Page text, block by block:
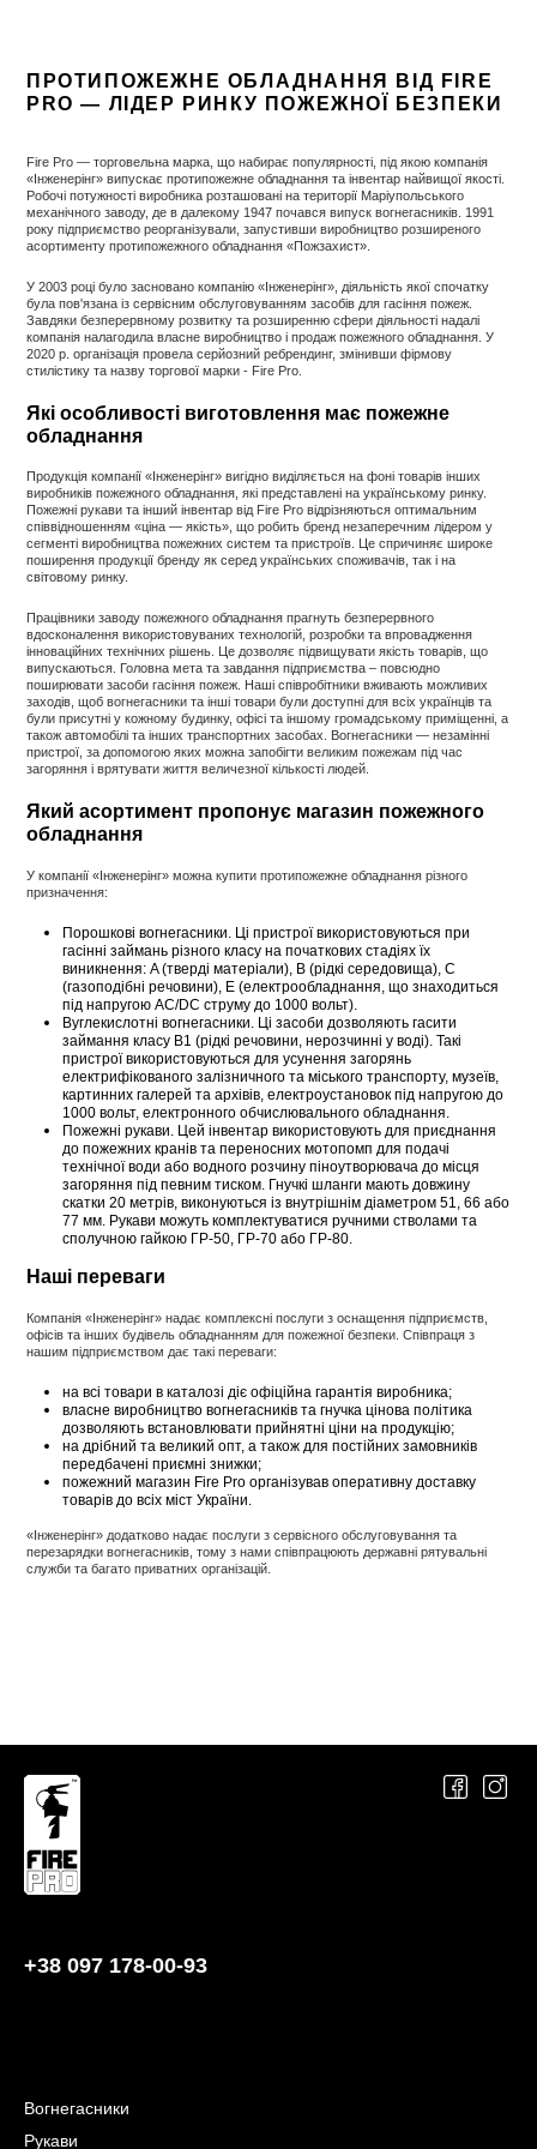
ПРОТИПОЖЕЖНЕ ОБЛАДНАННЯ ВІД FIRE
PRO — ЛІДЕР РИНКУ ПОЖЕЖНОЇ БЕЗПЕКИ
Fire Pro — торговельна марка, що набирає популярності, під якою компанія
«Інженерінг» випускає протипожежне обладнання та інвентар найвищої якості.
Робочі потужності виробника розташовані на території Маріупольського
механічного заводу, де в далекому 1947 почався випуск вогнегасників. 1991
року підприємство реорганізували, запустивши виробництво розширеного
асортименту протипожежного обладнання «Пожзахист».
У 2003 році було засновано компанію «Інженерінг», діяльність якої спочатку
була пов'язана із сервісним обслуговуванням засобів для гасіння пожеж.
Завдяки безперервному розвитку та розширенню сфери діяльності надалі
компанія налагодила власне виробництво і продаж пожежного обладнання. У
2020 р. організація провела серйозний ребрендинг, змінивши фірмову
стилістику та назву торгової марки - Fire Pro.
Які особливості виготовлення має пожежне
обладнання
Продукція компанії «Інженерінг» вигідно виділяється на фоні товарів інших
виробників пожежного обладнання, які представлені на українському ринку.
Пожежні рукави та інший інвентар від Fire Pro відрізняються оптимальним
співвідношенням «ціна — якість», що робить бренд незаперечним лідером у
сегменті виробництва пожежних систем та пристроїв. Це спричиняє широке
поширення продукції бренду як серед українських споживачів, так і на
світовому ринку.
Працівники заводу пожежного обладнання прагнуть безперервного
вдосконалення використовуваних технологій, розробки та впровадження
інноваційних технічних рішень. Це дозволяє підвищувати якість товарів, що
випускаються. Головна мета та завдання підприємства – повсюдно
поширювати засоби гасіння пожеж. Наші співробітники вживають можливих
заходів, щоб вогнегасники та інші товари були доступні для всіх українців та
були присутні у кожному будинку, офісі та іншому громадському приміщенні, а
також автомобілі та інших транспортних засобах. Вогнегасники — незамінні
пристрої, за допомогою яких можна запобігти великим пожежам під час
загоряння і врятувати життя величезної кількості людей.
Який асортимент пропонує магазин пожежного
обладнання
У компанії «Інженерінг» можна купити протипожежне обладнання різного
призначення:
Порошкові вогнегасники. Ці пристрої використовуються при
гасінні займань різного класу на початкових стадіях їх
виникнення: A (тверді матеріали), В (рідкі середовища), С
(газоподібні речовини), Е (електрообладнання, що знаходиться
під напругою AC/DC струму до 1000 вольт).
Вуглекислотні вогнегасники. Ці засоби дозволяють гасити
займання класу B1 (рідкі речовини, нерозчинні у воді). Такі
пристрої використовуються для усунення загорянь
електрифікованого залізничного та міського транспорту, музеїв,
картинних галерей та архівів, електроустановок під напругою до
1000 вольт, електронного обчислювального обладнання.
Пожежні рукави. Цей інвентар використовують для приєднання
до пожежних кранів та переносних мотопомп для подачі
технічної води або водного розчину піноутворювача до місця
загоряння під певним тиском. Гнучкі шланги мають довжину
скатки 20 метрів, виконуються із внутрішнім діаметром 51, 66 або
77 мм. Рукави можуть комплектуватися ручними стволами та
сполучною гайкою ГР-50, ГР-70 або ГР-80.
Наші переваги
Компанія «Інженерінг» надає комплексні послуги з оснащення підприємств,
офісів та інших будівель обладнанням для пожежної безпеки. Співпраця з
нашим підприємством дає такі переваги:
на всі товари в каталозі діє офіційна гарантія виробника;
власне виробництво вогнегасників та гнучка цінова політика
дозволяють встановлювати прийнятні ціни на продукцію;
на дрібний та великий опт, а також для постійних замовників
передбачені приємні знижки;
пожежний магазин Fire Pro організував оперативну доставку
товарів до всіх міст України.
«Інженерінг» додатково надає послуги з сервісного обслуговування та
перезарядки вогнегасників, тому з нами співпрацюють державні рятувальні
служби та багато приватних організацій.
+38 097 178-00-93
Вогнегасники
Рукави